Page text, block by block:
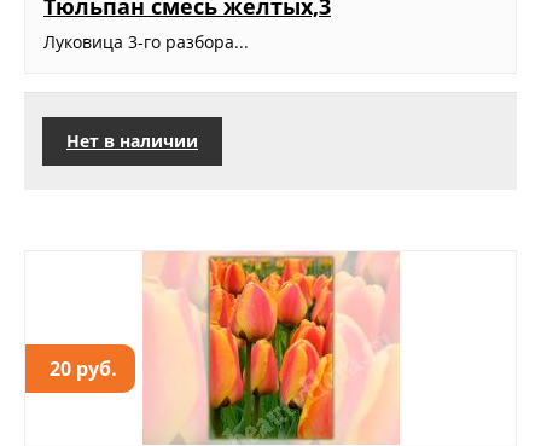
Тюльпан смесь желтых,3
Луковица 3-го разбора...
Нет в наличии
20 руб.